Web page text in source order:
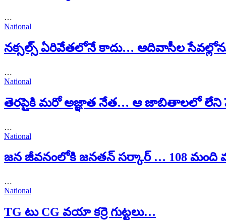
…
National
నక్సల్స్ ఏరివేతలోనే కాదు… ఆదివాసీల
…
National
తెరపైకి మరో అజ్ఞాత నేత… ఆ జాబితాలలో లేని
…
National
జన జీవనంలోకి జనతన్ సర్కార్ … 108 మంది
…
National
TG టు CG వయా కర్రె గుట్టలు…